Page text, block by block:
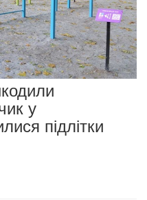
у
підлітки